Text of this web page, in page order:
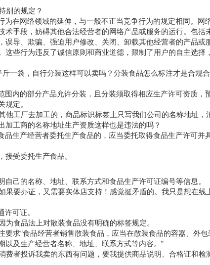
别的规定？
在网络领域的延伸，与一般不正当竞争行为的规定相同。网
手段，妨碍其他合法经营者的网络产品或服务的运行。包括
导、欺骗、强迫用户修改、关闭、卸载其他经营者的产品或
些行为违反了诚信原则和商业道德，限制了用户的自主选择，
一袋，自行分装这样可以卖吗？分装食品怎么标注才是合规
内的部分产品允许分装，且分装须取得相应生产许可资质，
定。
他工厂去加工的，商品标识标签上只写我们公司的名称地址，
工商的名称地址生产资质这样也是违法的吗？
生产经营者委托生产食品的，应当委托取得食品生产许可并
受委托生产食品。
己的名称、地址、联系方式和食品生产许可证编号等信息。
要办证，又需要实体店支持！感觉挺矛盾的。我只是想在线
可证。
食品法上对散装食品没有明确的标签规定。
求“食品经营者销售散装食品，应当在散装食品的容器、外包
以及生产经营者名称、地址、联系方式等内容。”
者投诉我卖的东西有问题，要我提供商品说明、合格证和检